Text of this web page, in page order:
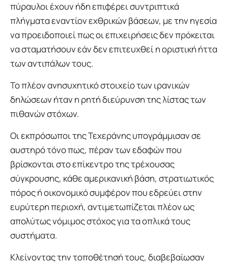
πύραυλοι έχουν ήδη επιφέρει συντριπτικά
πλήγματα εναντίον εχθρικών βάσεων, με την ηγεσία
να προειδοποιεί πως οι επιχειρήσεις δεν πρόκειται
να σταματήσουν εάν δεν επιτευχθεί η οριστική ήττα
των αντιπάλων τους.
Το πλέον ανησυχητικό στοιχείο των ιρανικών
δηλώσεων ήταν η ρητή διεύρυνση της λίστας των
πιθανών στόχων.
Οι εκπρόσωποι της Τεχεράνης υπογράμμισαν σε
αυστηρό τόνο πως, πέραν των εδαφών που
βρίσκονται στο επίκεντρο της τρέχουσας
σύγκρουσης, κάθε αμερικανική βάση, στρατιωτικός
πόρος ή οικονομικό συμφέρον που εδρεύει στην
ευρύτερη περιοχή, αντιμετωπίζεται πλέον ως
απολύτως νόμιμος στόχος για τα οπλικά τους
συστήματα.
Κλείνοντας την τοποθέτησή τους, διαβεβαίωσαν